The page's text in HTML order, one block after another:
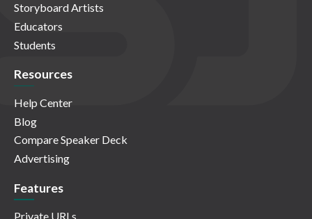
Storyboard Artists
Educators
Students
Resources
Help Center
Blog
Compare Speaker Deck
Advertising
Features
Private URLs